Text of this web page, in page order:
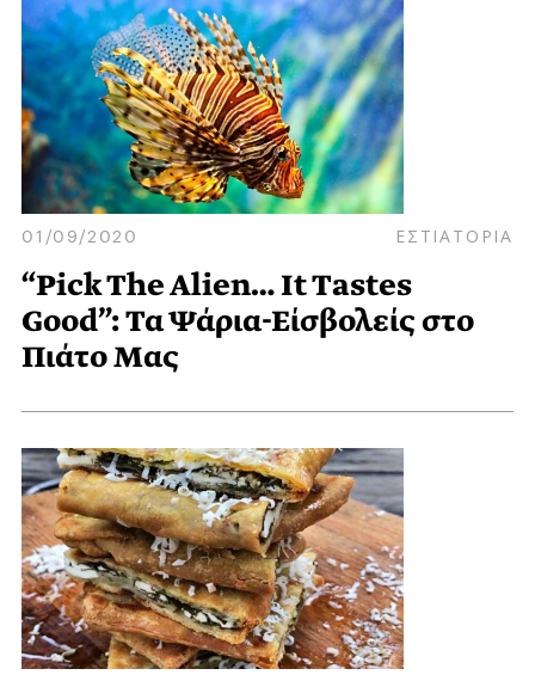
01/09/2020 ΕΣΤΙΑΤΟΡΙΑ
“Pick The Alien… It Tastes
Good”: Τα Ψάρια-Είσβολείς στο
Πιάτο Μας